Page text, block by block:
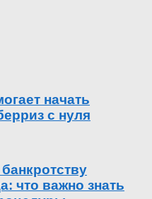
начать
с нуля
что важно знать